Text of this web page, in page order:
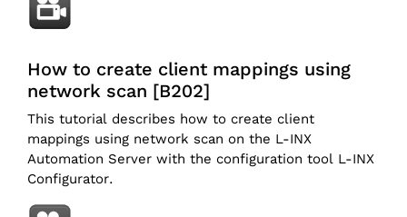
How to create client mappings using
network scan [B202]
This tutorial describes how to create client
mappings using network scan on the L-INX
Automation Server with the configuration tool L-INX
Configurator.